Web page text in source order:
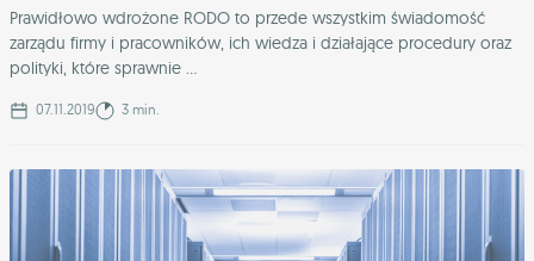
Prawidłowo wdrożone RODO to przede wszystkim świadomość
zarządu firmy i pracowników, ich wiedza i działające procedury oraz
polityki, które sprawnie ...
07.11.2019 3 min.